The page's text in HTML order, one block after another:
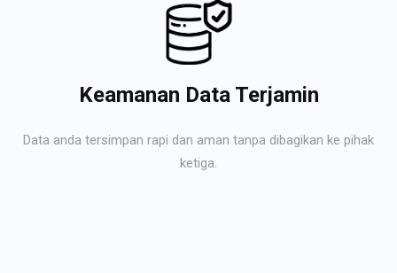
Keamanan Data Terjamin
Data anda tersimpan rapi dan aman tanpa dibagikan ke pihak
ketiga.